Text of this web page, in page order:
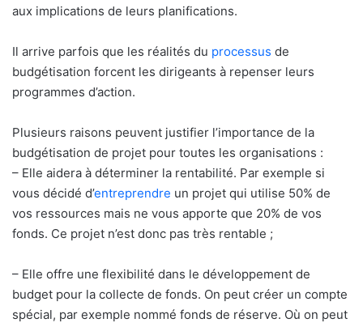
aux implications de leurs planifications.
Il arrive parfois que les réalités du processus de
budgétisation forcent les dirigeants à repenser leurs
programmes d’action.
Plusieurs raisons peuvent justifier l’importance de la
budgétisation de projet pour toutes les organisations :
– Elle aidera à déterminer la rentabilité. Par exemple si
vous décidé d’entreprendre un projet qui utilise 50% de
vos ressources mais ne vous apporte que 20% de vos
fonds. Ce projet n’est donc pas très rentable ;
– Elle offre une flexibilité dans le développement de
budget pour la collecte de fonds. On peut créer un compte
spécial, par exemple nommé fonds de réserve. Où on peut